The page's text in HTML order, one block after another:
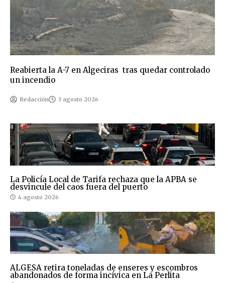
Reabierta la A-7 en Algeciras tras quedar controlado
un incendio
Redacción 3 agosto 2026
La Policía Local de Tarifa rechaza que la APBA se
desvincule del caos fuera del puerto
4 agosto 2026
ALGESA retira toneladas de enseres y escombros
abandonados de forma incívica en La Perlita